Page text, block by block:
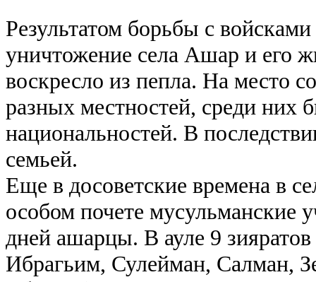
Результатом борьбы с
уничтожение села Ашар и его
воскресло из пепла. На место
разных местностей, среди них
национальностей. В
семьей.
Еще в досоветские времена в
особом почете мусульманские
дней ашарцы. В ауле 9
Ибрагьим, Сулейман, Салман,